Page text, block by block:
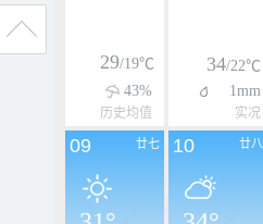
29/19℃
43%
历史均值
34/22℃
1mm
实况
廿七
09 廿八
10